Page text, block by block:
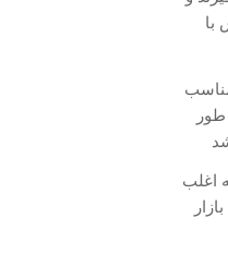
با
اغلب